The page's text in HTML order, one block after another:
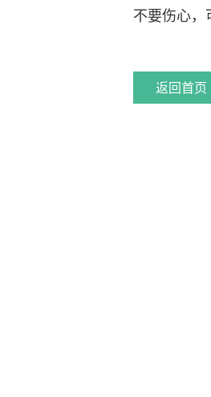
不要伤心
返回首页